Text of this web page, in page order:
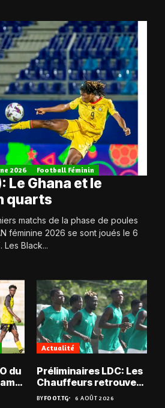
2026 Football Féminin
Le Ghana et le
quarts
matchs de la phase de poules
féminine 2026 se sont joués le 6
Les Black...
du
Actualité
Préliminaires LDC: Les
Chauffeurs retrouvent
les Mimos
BYFOOT.TG 6 AOÛT 2026